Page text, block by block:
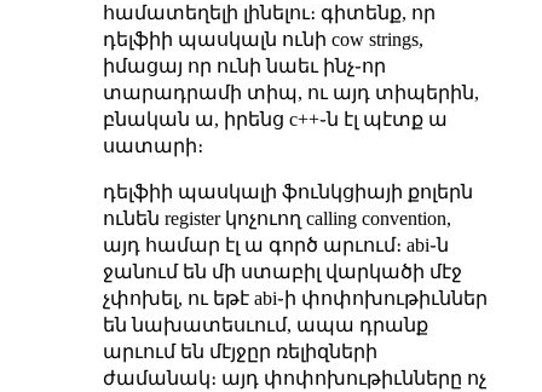
համատեղելի լինելու։ գիտենք, որ
դելֆիի պասկալն ունի cow strings,
իմացայ որ ունի նաեւ ինչ֊որ
տարադրամի տիպ, ու այդ տիպերին,
բնական ա, իրենց c++֊ն էլ պէտք ա
սատարի։
դելֆիի պասկալի ֆունկցիայի քոլերն
ունեն register կոչուող calling convention,
այդ համար էլ ա գործ արւում։ abi֊ն
ջանում են մի ստաբիլ վարկածի մէջ
չփոխել, ու եթէ abi֊ի փոփոխութիւններ
են նախատեսւում, ապա դրանք
արւում են մէյջըր ռելիզների
ժամանակ։ այդ փոփոխութիւնները ոչ